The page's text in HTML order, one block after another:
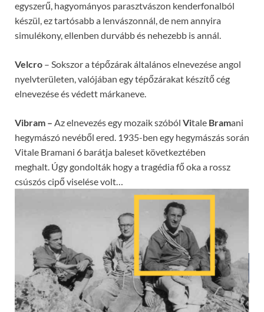
egyszerű, hagyományos parasztvászon kenderfonalból
készül, ez tartósabb a lenvászonnál, de nem annyira
simulékony, ellenben durvább és nehezebb is annál.
Velcro – Sokszor a tépőzárak általános elnevezése angol
nyelvterületen, valójában egy tépőzárakat készítő cég
elnevezése és védett márkaneve.
Vibram – Az elnevezés egy mozaik szóból Vitale Bramani
hegymászó nevéből ered. 1935-ben egy hegymászás során
Vitale Bramani 6 barátja baleset következtében
meghalt. Úgy gondolták hogy a tragédia fő oka a rossz
csúszós cipő viselése volt…